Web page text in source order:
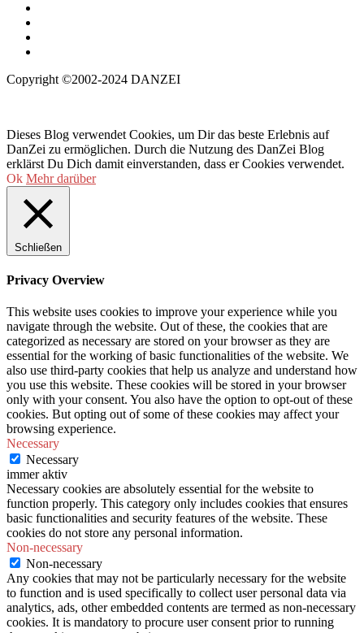
Copyright ©2002-2024 DANZEI
Dieses Blog verwendet Cookies, um Dir das beste Erlebnis auf
DanZei zu ermöglichen. Durch die Nutzung des DanZei Blog
erklärst Du Dich damit einverstanden, dass er Cookies verwendet.
Ok Mehr darüber
Schließen
Privacy Overview
This website uses cookies to improve your experience while you
navigate through the website. Out of these, the cookies that are
categorized as necessary are stored on your browser as they are
essential for the working of basic functionalities of the website. We
also use third-party cookies that help us analyze and understand how
you use this website. These cookies will be stored in your browser
only with your consent. You also have the option to opt-out of these
cookies. But opting out of some of these cookies may affect your
browsing experience.
Necessary
Necessary
immer aktiv
Necessary cookies are absolutely essential for the website to
function properly. This category only includes cookies that ensures
basic functionalities and security features of the website. These
cookies do not store any personal information.
Non-necessary
Non-necessary
Any cookies that may not be particularly necessary for the website
to function and is used specifically to collect user personal data via
analytics, ads, other embedded contents are termed as non-necessary
cookies. It is mandatory to procure user consent prior to running